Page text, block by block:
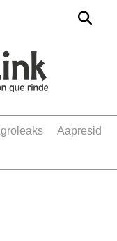
Agroleaks
aapresid